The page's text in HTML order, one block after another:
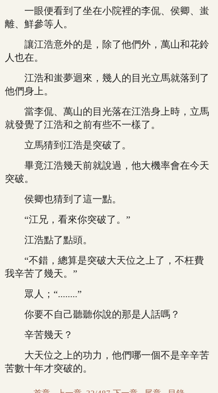
一眼便看到了坐在小院裡的李侃、侯卿、蚩
離、鮮參等人。
讓江浩意外的是，除了他們外，萬山和花鈴
人也在。
江浩和蚩夢迴來，幾人的目光立馬就落到了
他們身上。
當李侃、萬山的目光落在江浩身上時，立馬
就發覺了江浩和之前有些不一樣了。
立馬猜到江浩是突破了。
畢竟江浩幾天前就說過，他大機率會在今天
突破。
侯卿也猜到了這一點。
“江兄，看來你突破了。”
江浩點了點頭。
“不錯，總算是突破大天位之上了，不枉費
我辛苦了幾天。”
眾人；“........”
你要不自己聽聽你說的那是人話嗎？
辛苦幾天？
大天位之上的功力，他們哪一個不是辛辛苦
苦數十年才突破的。